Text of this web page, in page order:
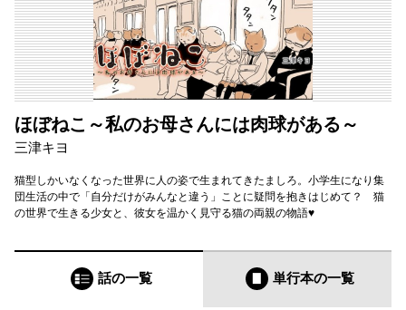
ほぼねこ～私のお母さんには肉球がある～
三津キヨ
猫型しかいなくなった世界に人の姿で生まれてきたましろ。小学生になり集
団生活の中で「自分だけがみんなと違う」ことに疑問を抱きはじめて？ 猫
の世界で生きる少女と、彼女を温かく見守る猫の両親の物語♥
話の一覧 単行本の一覧